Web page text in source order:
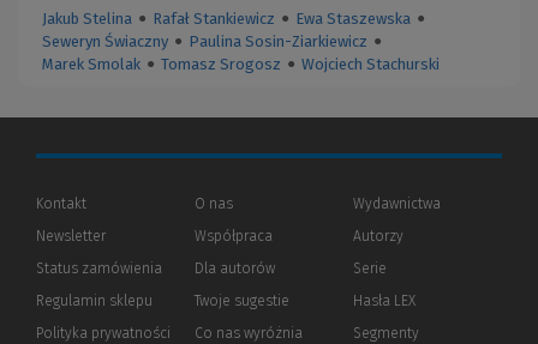
Jakub Stelina ● Rafał Stankiewicz ● Ewa Staszewska ●
Seweryn Świaczny ● Paulina Sosin-Ziarkiewicz ●
Marek Smolak ● Tomasz Srogosz ● Wojciech Stachurski
Kontakt
Newsletter
Status zamówienia
Regulamin sklepu
Polityka prywatności (Nowe
(Link
O nas
Współpraca
Dla autorów(Nowe
(Link
innej
strony)
Twoje sugestie
Co nas wyróżnia
Wydawnictwa
Autorzy
Serie
Hasła LEX
Segmenty